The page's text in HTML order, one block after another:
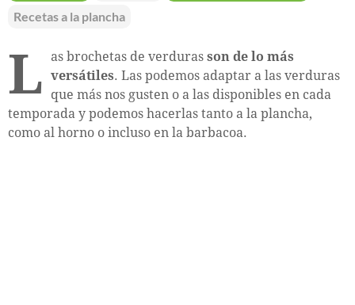
Recetas a la plancha
L as brochetas de verduras son de lo más
versátiles. Las podemos adaptar a las verduras
que más nos gusten o a las disponibles en cada
temporada y podemos hacerlas tanto a la plancha,
como al horno o incluso en la barbacoa.